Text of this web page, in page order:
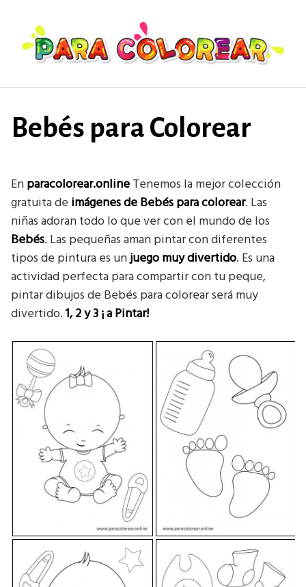
contenido
Bebés para Colorear
Enparacolorear.onlineTenemos la mejor colección
gratuita de imágenes de Bebéspara colorear. Las
niñas adoran todo lo que ver con el mundo de los
Bebés. Las pequeñas aman pintar con diferentes
tipos de pintura es unjuego muy divertido. Es una
actividad perfecta para compartir con tu peque,
pintar dibujos de Bebés para colorear será muy
divertido.1, 2 y 3¡ a Pintar!